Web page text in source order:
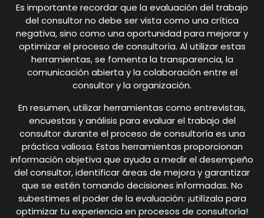
Es importante recordar que la evaluación del trabajo
del consultor no debe ser vista como una crítica
negativa, sino como una oportunidad para mejorar y
optimizar el proceso de consultoría. Al utilizar estas
herramientas, se fomenta la transparencia, la
comunicación abierta y la colaboración entre el
consultor y la organización.
En resumen, utilizar herramientas como entrevistas,
encuestas y análisis para evaluar el trabajo del
consultor durante el proceso de consultoría es una
práctica valiosa. Estas herramientas proporcionan
información objetiva que ayuda a medir el desempeño
del consultor, identificar áreas de mejora y garantizar
que se estén tomando decisiones informadas. No
subestimes el poder de la evaluación: ¡utilízala para
optimizar tu experiencia en procesos de consultoría!